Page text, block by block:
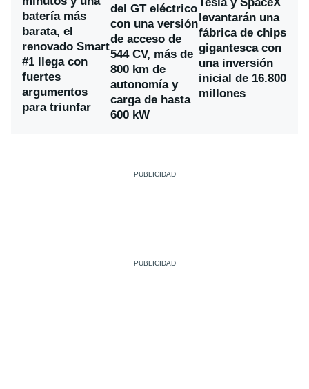
batería más
barata, el
renovado Smart
#1 llega con
fuertes
argumentos
para triunfar
del GT eléctrico
con una versión
de acceso de
544 CV, más de
800 km de
autonomía y
carga de hasta
600 kW
Tesla y SpaceX
levantarán una
fábrica de chips
gigantesca con
una inversión
inicial de 16.800
millones